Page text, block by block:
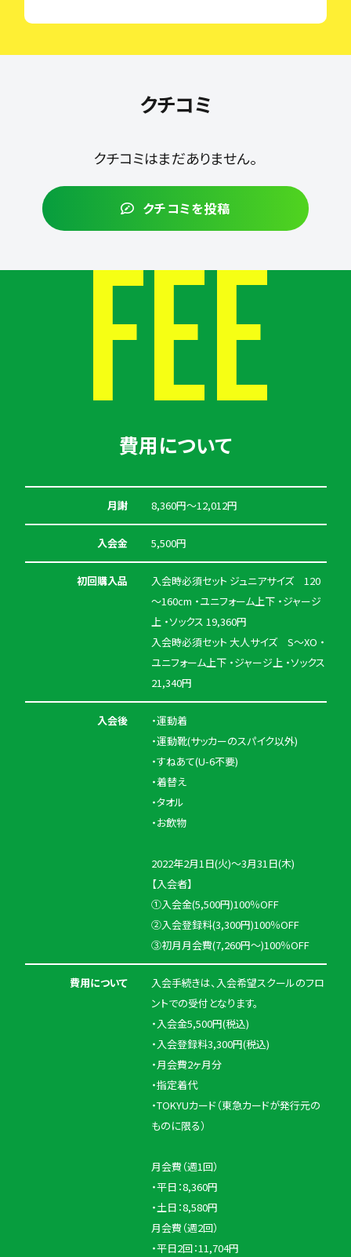
クチコミ
クチコミはまだありません。
クチコミを投稿
FEE
費用について
月謝 8,360円〜12,012円
入会金 5,500円
初回購入品
入会時必須セット ジュニアサイズ 120
～160cm ・ユニフォーム上下 ・ジャージ
上 ・ソックス 19,360円
入会時必須セット 大人サイズ S～XO ・
ユニフォーム上下 ・ジャージ上 ・ソックス
21,340円
入会後
・運動着
・運動靴(サッカーのスパイク以外)
・すねあて(U-6不要)
・着替え
・タオル
・お飲物
2022年2月1日(火)～3月31日(木)
【入会者】
①入会金(5,500円)100％OFF
②入会登録料(3,300円)100％OFF
③初月月会費(7,260円～)100％OFF
費用について
入会手続きは、入会希望スクールのフロ
ントでの受付となります。
・入会金5,500円(税込)
・入会登録料3,300円(税込)
・月会費2ヶ月分
・指定着代
・TOKYUカード（東急カードが発行元の
ものに限る）
月会費（週1回）
・平日：8,360円
・土日：8,580円
月会費（週2回）
・平日2回：11,704円